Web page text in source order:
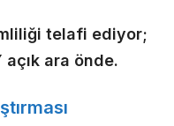
telafi ediyor;
ara önde.